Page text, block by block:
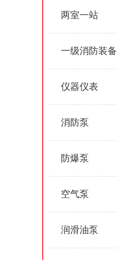
两室一站
一级消防装备
仪器仪表
消防泵
防爆泵
空气泵
润滑油泵